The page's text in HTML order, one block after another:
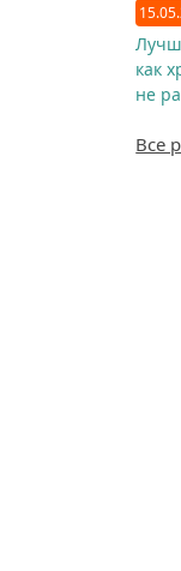
как
не
Все